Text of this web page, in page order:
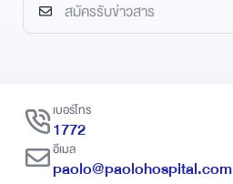
เบอร์โทร
1772
อีเมล
paolo@paolohospital.com